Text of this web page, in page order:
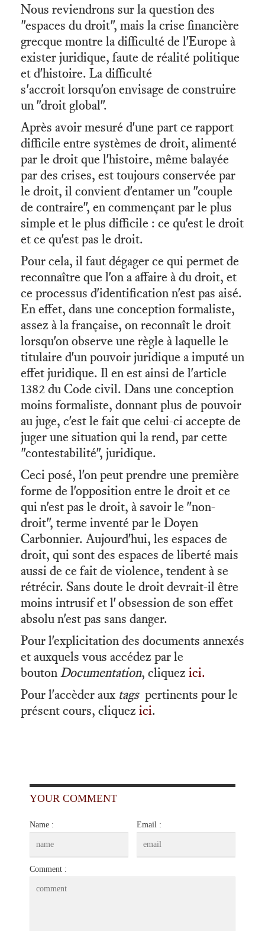
Nous reviendrons sur la question des
"espaces du droit", mais la crise financière
grecque montre la difficulté de l'Europe à
exister juridique, faute de réalité politique
et d'histoire. La difficulté
s'accroit lorsqu'on envisage de construire
un "droit global".
Après avoir mesuré d'une part ce rapport
difficile entre systèmes de droit, alimenté
par le droit que l'histoire, même balayée
par des crises, est toujours conservée par
le droit, il convient d'entamer un "couple
de contraire", en commençant par le plus
simple et le plus difficile : ce qu'est le droit
et ce qu'est pas le droit.
Pour cela, il faut dégager ce qui permet de
reconnaître que l'on a affaire à du droit, et
ce processus d'identification n'est pas aisé.
En effet, dans une conception formaliste,
assez à la française, on reconnaît le droit
lorsqu'on observe une règle à laquelle le
titulaire d'un pouvoir juridique a imputé un
effet juridique. Il en est ainsi de l'article
1382 du Code civil. Dans une conception
moins formaliste, donnant plus de pouvoir
au juge, c'est le fait que celui-ci accepte de
juger une situation qui la rend, par cette
"contestabilité", juridique.
Ceci posé, l'on peut prendre une première
forme de l'opposition entre le droit et ce
qui n'est pas le droit, à savoir le "non-
droit", terme inventé par le Doyen
Carbonnier. Aujourd'hui, les espaces de
droit, qui sont des espaces de liberté mais
aussi de ce fait de violence, tendent à se
rétrécir. Sans doute le droit devrait-il être
moins intrusif et l' obsession de son effet
absolu n'est pas sans danger.
Pour l'explicitation des documents annexés
et auxquels vous accédez par le
boutonDocumentation, cliquez ici.
Pour l'accèder aux tagspertinents pour le
présent cours, cliquez ici.
YOUR COMMENT
Name : Email :
Comment :